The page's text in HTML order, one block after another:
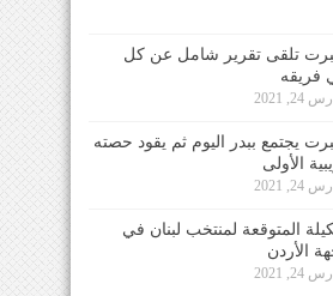
تلقى تقرير شامل عن كل
فريقه
2021
يجتمع ببدر اليوم ثم يقود حصته
الأولى
2021
المتوقعة لمنتخب لبنان في
الأردن
2021